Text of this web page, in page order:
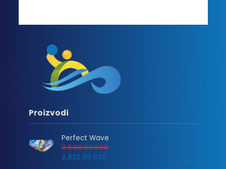
Proizvodi
Perfect Wave
3,540.00RSD
2,832.00 RSD